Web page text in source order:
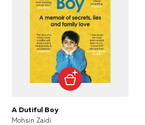
A Dutiful Boy
Mohsin Zaidi